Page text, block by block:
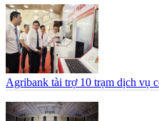
Agribank tài trợ 10 trạm dịch vụ